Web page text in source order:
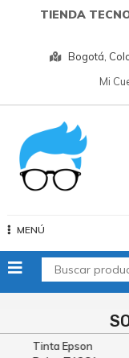
TIENDA
Bogotá,
Mi
MENÚ
Tinta Epson